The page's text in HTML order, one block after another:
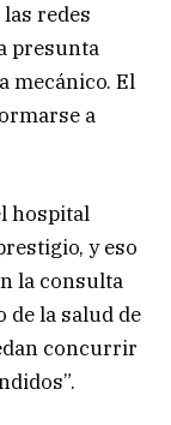
redes
presunta
mecánico. El
a
hospital
y eso
la consulta
de la salud de
concurrir